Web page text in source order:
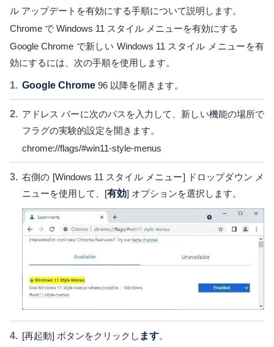
ル アップデートを有効にする手順について説明します。
Chrome で Windows 11 スタイル メニューを有効にする
Google Chrome で新しい Windows 11 スタイル メニューを有
効にするには、次の手順を使用します。
Google Chrome 96 以降を開きます。
アドレス バーに次のパスを入力して、新しい機能の場所で
フラグの実験的設定を開きます。
chrome://flags/#win11-style-menus
右側の [Windows 11 スタイル メニュー] ドロップダウン メ
ニューを使用して、[有効] オプションを選択します。
[再起動] ボタンをクリックし ます。